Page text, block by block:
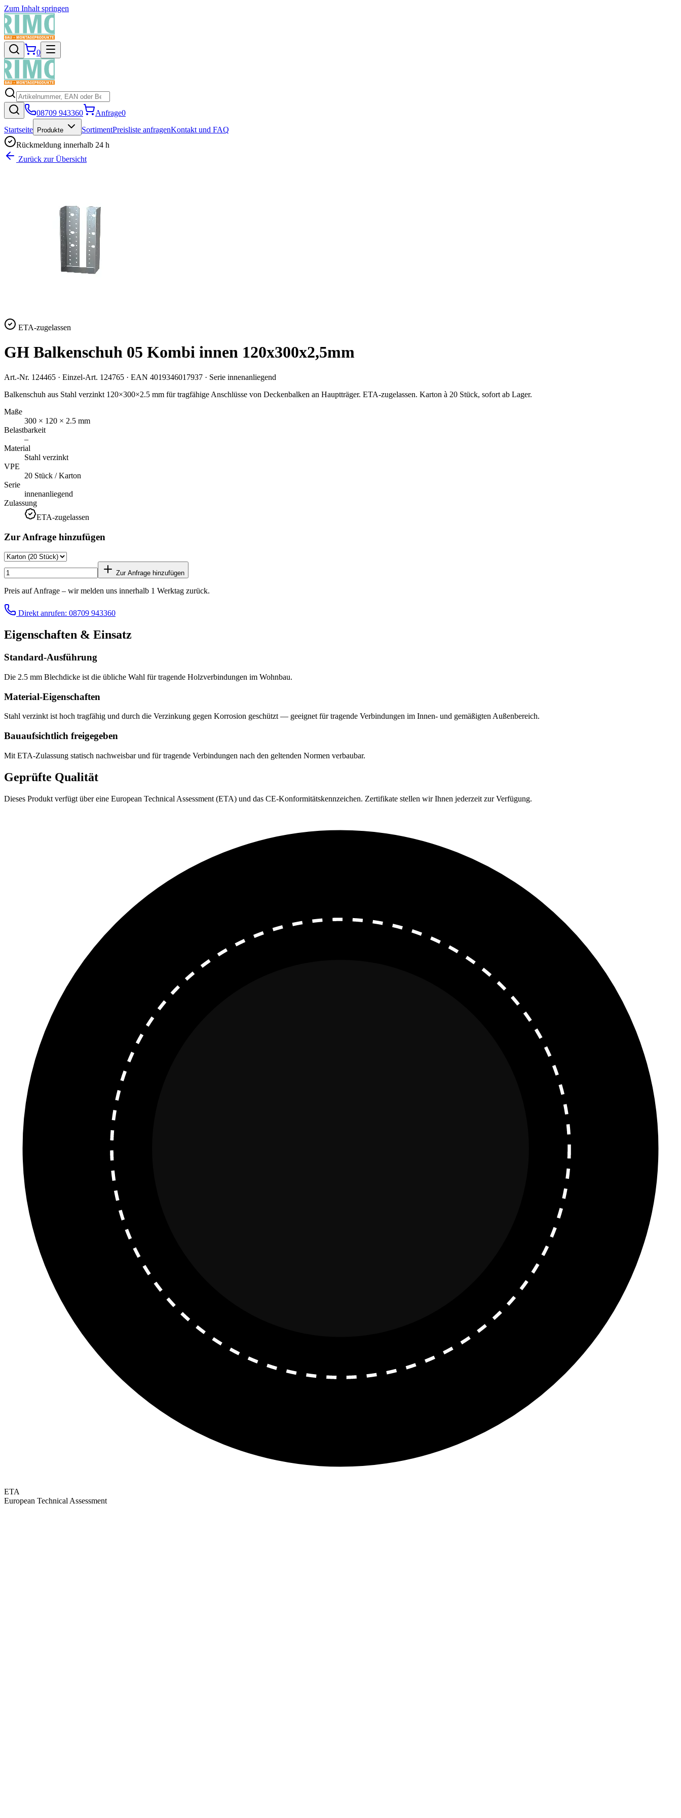
Zum Inhalt springen
0
08709 943360 Anfrage0
Startseite
Produkte SortimentPreisliste anfragenKontakt und FAQ
Rückmeldung innerhalb 24 h
Zurück zur Übersicht
ETA-zugelassen
GH Balkenschuh 05 Kombi innen 120x300x2,5mm
Art.-Nr. 124465 · Einzel-Art. 124765 · EAN 4019346017937 · Serie innenanliegend
Balkenschuh aus Stahl verzinkt 120×300×2.5 mm für tragfähige Anschlüsse von Deckenbalken an Hauptträger. ETA-zugelassen. Karton à 20 Stück, sofort ab Lager.
Maße
300 × 120 × 2.5 mm
Belastbarkeit
–
Material
Stahl verzinkt
VPE
20 Stück / Karton
Serie
innenanliegend
Zulassung
ETA-zugelassen
Zur Anfrage hinzufügen
Zur Anfrage hinzufügen
Preis auf Anfrage – wir melden uns innerhalb 1 Werktag zurück.
Direkt anrufen: 08709 943360
Eigenschaften & Einsatz
Standard-Ausführung
Die 2.5 mm Blechdicke ist die übliche Wahl für tragende Holzverbindungen im Wohnbau.
Material-Eigenschaften
Stahl verzinkt ist hoch tragfähig und durch die Verzinkung gegen Korrosion geschützt — geeignet für tragende Verbindungen im Innen- und gemäßigten Außenbereich.
Bauaufsichtlich freigegeben
Mit ETA-Zulassung statisch nachweisbar und für tragende Verbindungen nach den geltenden Normen verbaubar.
Geprüfte Qualität
Dieses Produkt verfügt über eine European Technical Assessment (ETA) und das CE-Konformitätskennzeichen. Zertifikate stellen wir Ihnen jederzeit zur Verfügung.
ETA
European Technical Assessment